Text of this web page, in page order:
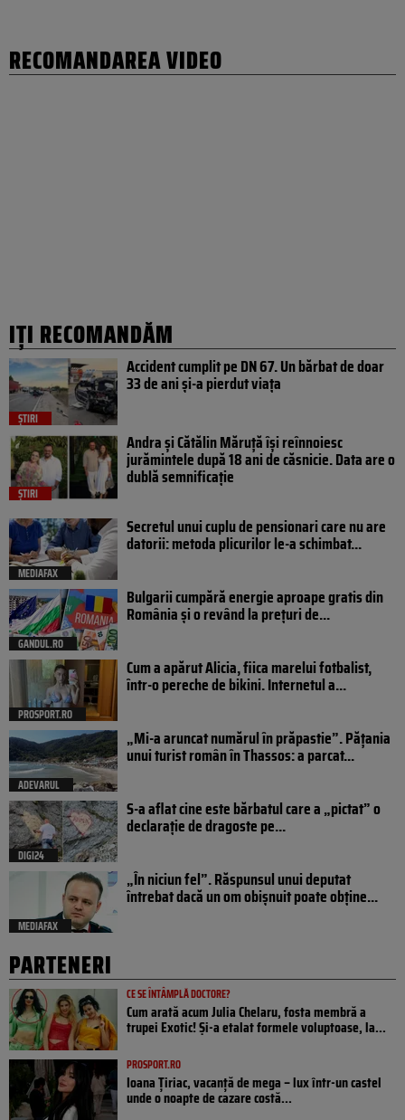
RECOMANDAREA VIDEO
IȚI RECOMANDĂM
ȘTIRI
Accident cumplit pe DN 67. Un bărbat de doar
33 de ani și-a pierdut viața
ȘTIRI
Andra și Cătălin Măruță își reînnoiesc
jurămintele după 18 ani de căsnicie. Data are o
dublă semnificație
MEDIAFAX
Secretul unui cuplu de pensionari care nu are
datorii: metoda plicurilor le-a schimbat...
GANDUL.RO
Bulgarii cumpără energie aproape gratis din
România și o revând la prețuri de...
PROSPORT.RO
Cum a apărut Alicia, fiica marelui fotbalist,
într-o pereche de bikini. Internetul a...
ADEVARUL
„Mi-a aruncat numărul în prăpastie”. Pățania
unui turist român în Thassos: a parcat...
DIGI24
S-a aflat cine este bărbatul care a „pictat” o
declarație de dragoste pe...
MEDIAFAX
„În niciun fel”. Răspunsul unui deputat
întrebat dacă un om obișnuit poate obține...
PARTENERI
CE SE ÎNTÂMPLĂ DOCTORE?
Cum arată acum Julia Chelaru, fosta membră a
trupei Exotic! Și-a etalat formele voluptoase, la...
PROSPORT.RO
Ioana Țiriac, vacanță de mega – lux într-un castel
unde o noapte de cazare costă...